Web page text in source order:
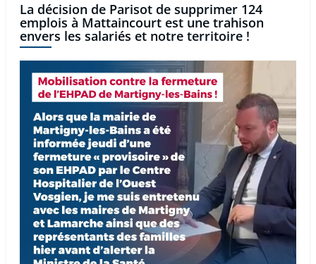
La décision de Parisot de supprimer 124
emplois à Mattaincourt est une trahison
envers les salariés et notre territoire !